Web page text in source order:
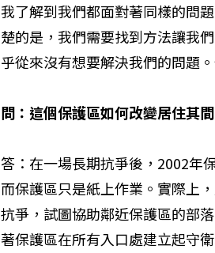
我了解到我們都面對著同樣的問
楚的是，我們需要找到方法讓我
乎從來沒有想要解決我們的問題
問：這個保護區如何改變居住其
答：在一場長期抗爭後，2002年
而保護區只是紙上作業。實際上
抗爭，試圖協助鄰近保護區的部
著保護區在所有入口處建立起守